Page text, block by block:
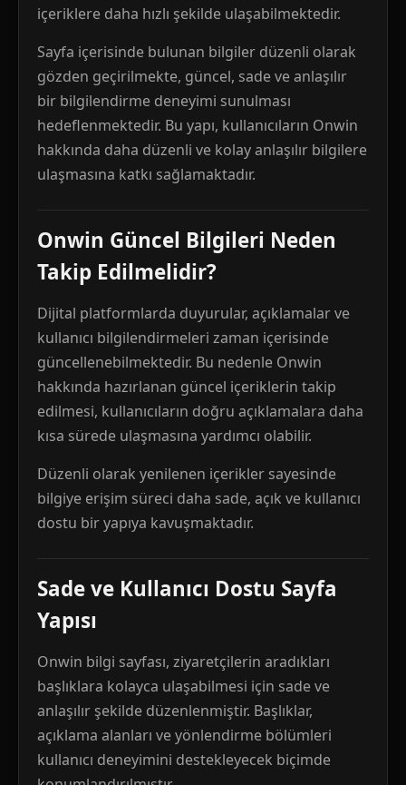
içeriklere daha hızlı şekilde ulaşabilmektedir.
Sayfa içerisinde bulunan bilgiler düzenli olarak
gözden geçirilmekte, güncel, sade ve anlaşılır
bir bilgilendirme deneyimi sunulması
hedeflenmektedir. Bu yapı, kullanıcıların Onwin
hakkında daha düzenli ve kolay anlaşılır bilgilere
ulaşmasına katkı sağlamaktadır.
Onwin Güncel Bilgileri Neden
Takip Edilmelidir?
Dijital platformlarda duyurular, açıklamalar ve
kullanıcı bilgilendirmeleri zaman içerisinde
güncellenebilmektedir. Bu nedenle Onwin
hakkında hazırlanan güncel içeriklerin takip
edilmesi, kullanıcıların doğru açıklamalara daha
kısa sürede ulaşmasına yardımcı olabilir.
Düzenli olarak yenilenen içerikler sayesinde
bilgiye erişim süreci daha sade, açık ve kullanıcı
dostu bir yapıya kavuşmaktadır.
Sade ve Kullanıcı Dostu Sayfa
Yapısı
Onwin bilgi sayfası, ziyaretçilerin aradıkları
başlıklara kolayca ulaşabilmesi için sade ve
anlaşılır şekilde düzenlenmiştir. Başlıklar,
açıklama alanları ve yönlendirme bölümleri
kullanıcı deneyimini destekleyecek biçimde